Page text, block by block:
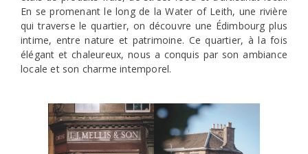
En se promenant le long de la Water of Leith, une rivière
qui traverse le quartier, on découvre une Édimbourg plus
intime, entre nature et patrimoine. Ce quartier, à la fois
élégant et chaleureux, nous a conquis par son ambiance
locale et son charme intemporel.